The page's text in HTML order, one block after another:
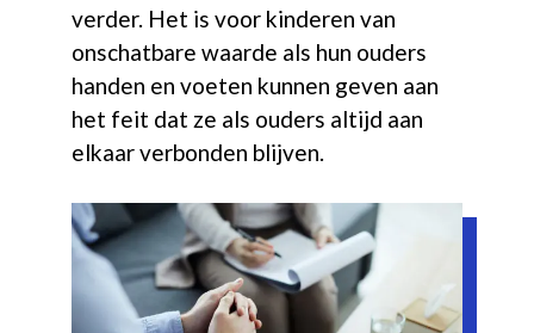
verder. Het is voor kinderen van
onschatbare waarde als hun ouders
handen en voeten kunnen geven aan
het feit dat ze als ouders altijd aan
elkaar verbonden blijven.